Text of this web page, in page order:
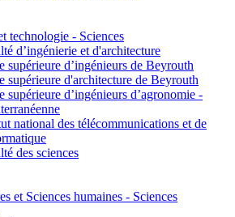
technologie - Sciences
d’ingénierie et d'architecture
supérieure d’ingénieurs de Beyrouth
supérieure d'architecture de Beyrouth
supérieure d’ingénieurs d’agronomie -
national des télécommunications et de
des sciences
et Sciences humaines - Sciences